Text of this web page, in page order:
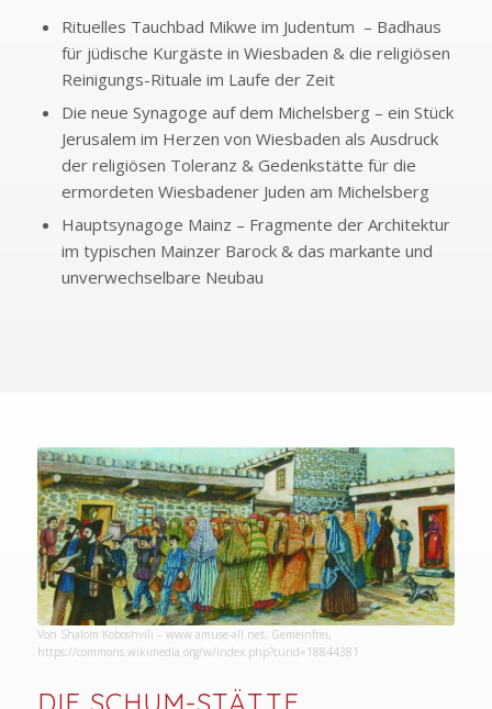
Rituelles Tauchbad Mikwe im Judentum – Badhaus
für jüdische Kurgäste in Wiesbaden & die religiösen
Reinigungs-Rituale im Laufe der Zeit
Die neue Synagoge auf dem Michelsberg – ein Stück
Jerusalem im Herzen von Wiesbaden als Ausdruck
der religiösen Toleranz & Gedenkstätte für die
ermordeten Wiesbadener Juden am Michelsberg
Hauptsynagoge Mainz – Fragmente der Architektur
im typischen Mainzer Barock & das markante und
unverwechselbare Neubau
Von Shalom Koboshvili – www.amuse-all.net, Gemeinfrei,
https://commons.wikimedia.org/w/index.php?curid=18844381
DIE SCHUM-STÄTTE